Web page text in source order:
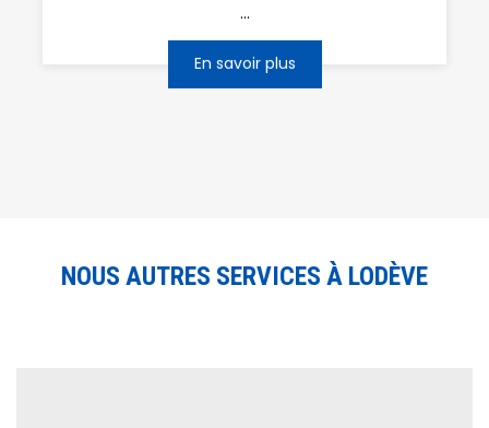
...
En savoir plus
NOUS AUTRES SERVICES À LODÈVE